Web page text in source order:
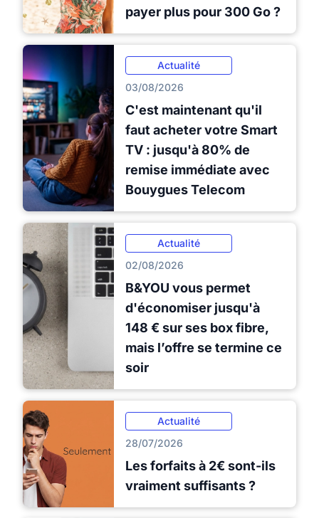
payer plus pour 300 Go ?
Actualité
03/08/2026
C'est maintenant qu'il
faut acheter votre Smart
TV : jusqu'à 80% de
remise immédiate avec
Bouygues Telecom
Actualité
02/08/2026
B&YOU vous permet
d'économiser jusqu'à
148 € sur ses box fibre,
mais l’offre se termine ce
soir
Actualité
28/07/2026
Les forfaits à 2€ sont-ils
vraiment suffisants ?